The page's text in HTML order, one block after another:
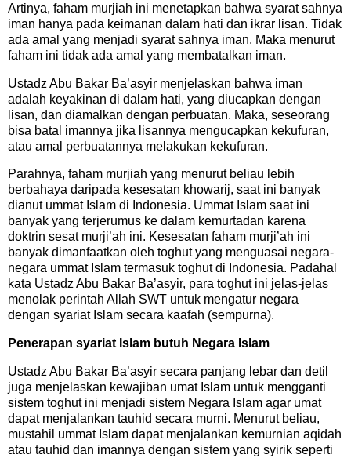
Artinya, faham murjiah ini menetapkan bahwa syarat sahnya
iman hanya pada keimanan dalam hati dan ikrar lisan. Tidak
ada amal yang menjadi syarat sahnya iman. Maka menurut
faham ini tidak ada amal yang membatalkan iman.
Ustadz Abu Bakar Ba’asyir menjelaskan bahwa iman
adalah keyakinan di dalam hati, yang diucapkan dengan
lisan, dan diamalkan dengan perbuatan. Maka, seseorang
bisa batal imannya jika lisannya mengucapkan kekufuran,
atau amal perbuatannya melakukan kekufuran.
Parahnya, faham murjiah yang menurut beliau lebih
berbahaya daripada kesesatan khowarij, saat ini banyak
dianut ummat Islam di Indonesia. Ummat Islam saat ini
banyak yang terjerumus ke dalam kemurtadan karena
doktrin sesat murji’ah ini. Kesesatan faham murji’ah ini
banyak dimanfaatkan oleh toghut yang menguasai negara-
negara ummat Islam termasuk toghut di Indonesia. Padahal
kata Ustadz Abu Bakar Ba’asyir, para toghut ini jelas-jelas
menolak perintah Allah SWT untuk mengatur negara
dengan syariat Islam secara kaafah (sempurna).
Penerapan syariat Islam butuh Negara Islam
Ustadz Abu Bakar Ba’asyir secara panjang lebar dan detil
juga menjelaskan kewajiban umat Islam untuk mengganti
sistem toghut ini menjadi sistem Negara Islam agar umat
dapat menjalankan tauhid secara murni. Menurut beliau,
mustahil ummat Islam dapat menjalankan kemurnian aqidah
atau tauhid dan imannya dengan sistem yang syirik seperti